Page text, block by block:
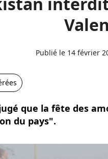
Publié le 14 février
que la fête des
du pays".